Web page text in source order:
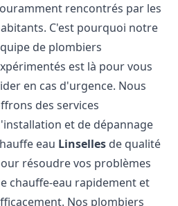
rencontrés par les
C'est pourquoi notre
de plombiers
est là pour vous
en cas d'urgence. Nous
des services
et de dépannage
eau Linselles de qualité
résoudre vos problèmes
chauffe-eau rapidement et
Nos plombiers